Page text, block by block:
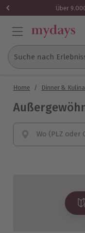
Über
Suche nach
Home / Dinner &
Wo (PLZ oder